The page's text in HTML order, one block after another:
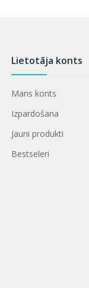
Lietotāja konts
Mans konts
Izpardošana
Jauni produkti
Bestseleri